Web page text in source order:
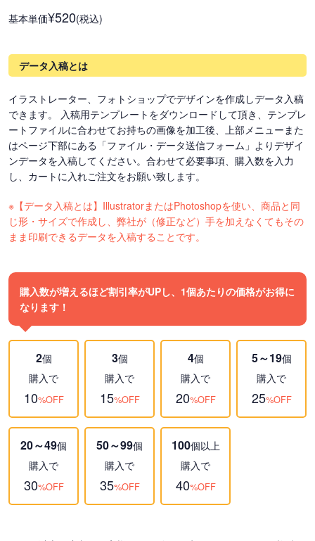
基本単価¥520(税込)
データ入稿とは
イラストレーター、フォトショップでデザインを作成しデータ入稿
できます。 入稿用テンプレートをダウンロードして頂き、テンプレ
ートファイルに合わせてお持ちの画像を加工後、上部メニューまた
はページ下部にある「ファイル・データ送信フォーム」よりデザイ
ンデータを入稿してください。合わせて必要事項、購入数を入力
し、カートに入れご注文をお願い致します。
※【データ入稿とは】IllustratorまたはPhotoshopを使い、商品と同
じ形・サイズで作成し、弊社が（修正など）手を加えなくてもその
まま印刷できるデータを入稿することです。
購入数が増えるほど割引率がUPし、1個あたりの価格がお得に
なります！
2個
購入で
10%OFF
3個
購入で
15%OFF
4個
購入で
20%OFF
5～19個
購入で
25%OFF
20～49個
購入で
30%OFF
50～99個
購入で
35%OFF
100個以上
購入で
40%OFF